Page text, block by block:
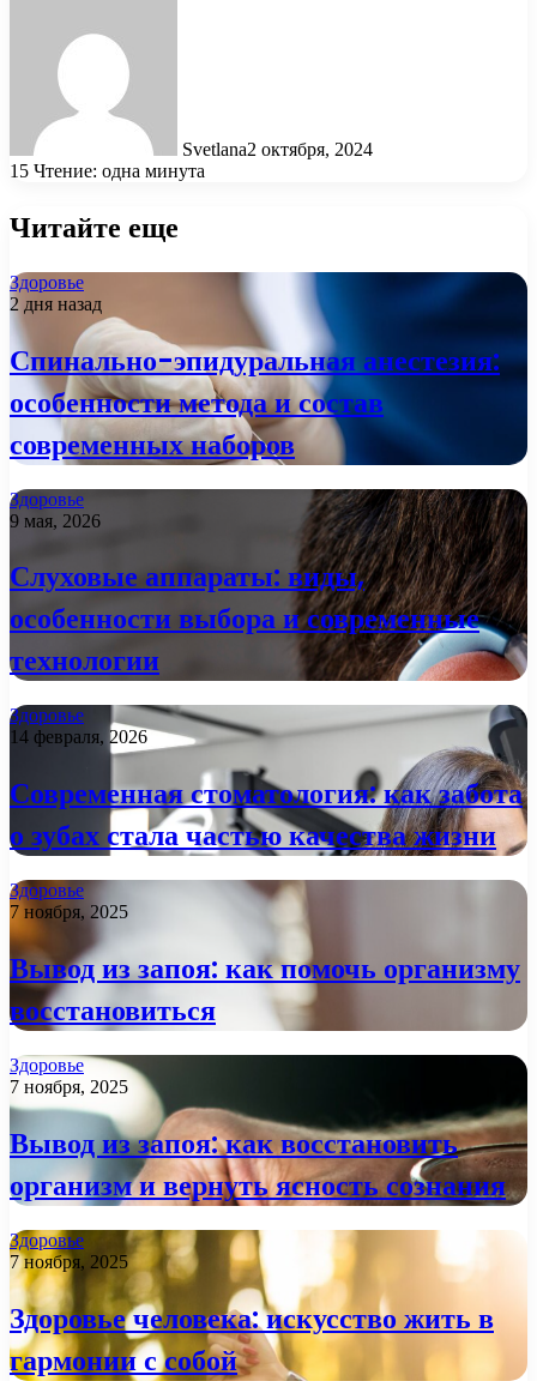
Svetlana2 октября, 2024
15 Чтение: одна минута
Читайте еще
Здоровье
2 дня назад
Спинально-эпидуральная анестезия:
особенности метода и состав
современных наборов
Здоровье
9 мая, 2026
Слуховые аппараты: виды,
особенности выбора и современные
технологии
Здоровье
14 февраля, 2026
Современная стоматология: как забота
о зубах стала частью качества жизни
Здоровье
7 ноября, 2025
Вывод из запоя: как помочь организму
восстановиться
Здоровье
7 ноября, 2025
Вывод из запоя: как восстановить
организм и вернуть ясность сознания
Здоровье
7 ноября, 2025
Здоровье человека: искусство жить в
гармонии с собой